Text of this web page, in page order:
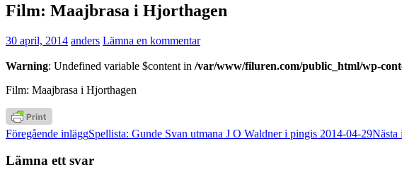
Film: Maajbrasa i Hjorthagen
30 april, 2014 anders Lämna en kommentar
Warning: Undefined variable $content in /var/www/filuren.com/public_html/wp-
Film: Maajbrasa i Hjorthagen
Inläggsnavigering
Föregående inläggSpellista: Gunde Svan utmana J O Waldner i pingis 2014-04-29Nästa
Lämna ett svar